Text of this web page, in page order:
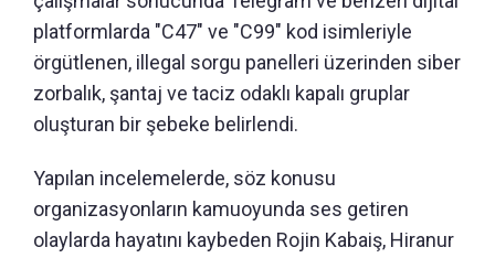
platformlarda "C47" ve "C99" kod isimleriyle
örgütlenen, illegal sorgu panelleri üzerinden siber
zorbalık, şantaj ve taciz odaklı kapalı gruplar
oluşturan bir şebeke belirlendi.
Yapılan incelemelerde, söz konusu
organizasyonların kamuoyunda ses getiren
olaylarda hayatını kaybeden Rojin Kabaiş, Hiranur